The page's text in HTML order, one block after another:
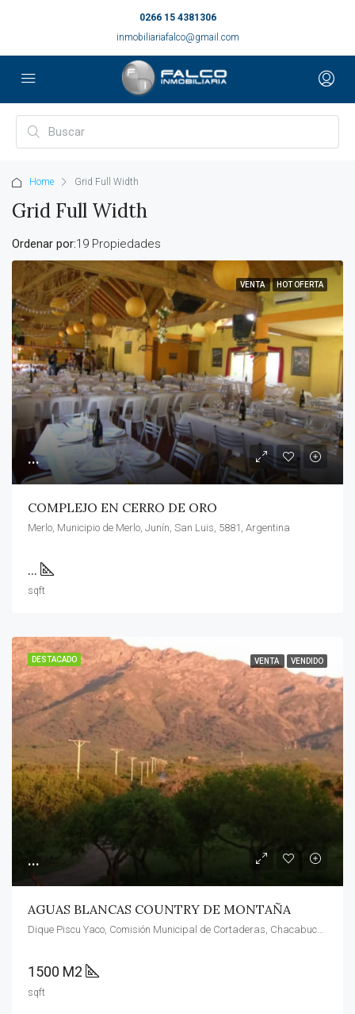
0266 15 4381306
inmobiliariafalco@gmail.com
Home Grid Full Width
Grid Full Width
19 Propiedades
Ordenar por:
VENTA HOT OFERTA
...
COMPLEJO EN CERRO DE ORO
Merlo, Municipio de Merlo, Junín, San Luis, 5881, Argentina
...
sqft
DESTACADO VENTA VENDIDO
...
AGUAS BLANCAS COUNTRY DE MONTAÑA
1500 M2
sqft